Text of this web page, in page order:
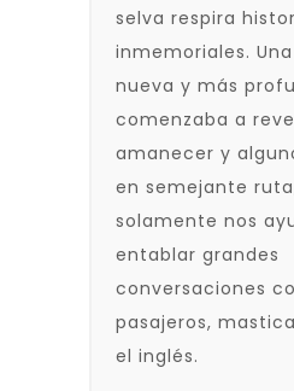
selva respira
inmemoriales.
nueva y más
comenzaba a
amanecer y
en semejante
solamente nos
entablar grandes
conversaciones
pasajeros,
el inglés.